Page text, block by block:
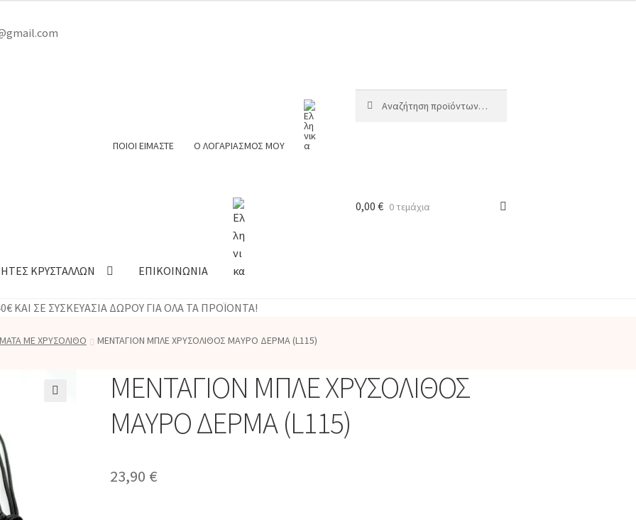
ΠΟΙΟΙ ΕΙΜΑΣΤΕ Ο ΛΟΓΑΡΙΑΣΜΟΣ ΜΟΥ
για:
ΚΡΥΣΤΑΛΛΩΝ ΕΠΙΚΟΙΝΩΝΙΑ
0,00€ 0 τεμάχια
ΣΕ ΣΥΣΚΕΥΑΣΙΑ ΔΩΡΟΥ ΓΙΑ ΟΛΑ ΤΑ ΠΡΟΪΟΝΤΑ!
ΜΕ ΧΡΥΣΟΛΙΘΟ ΜΕΝΤΑΓΙΟΝ ΜΠΛΕ ΧΡΥΣΟΛΙΘΟΣ ΜΑΥΡΟ ΔΕΡΜΑ (L115)
ΜΕΝΤΑΓΙΟΝ ΜΠΛΕ ΧΡΥΣΟΛΙΘΟΣ
ΜΑΥΡΟ ΔΕΡΜΑ (L115)
23,90 €